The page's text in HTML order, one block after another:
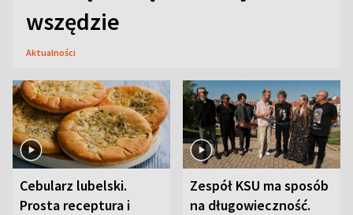
wszędzie
Aktualności
Cebularz lubelski.
Prosta receptura i
Zespół KSU ma sposób
na długowieczność.